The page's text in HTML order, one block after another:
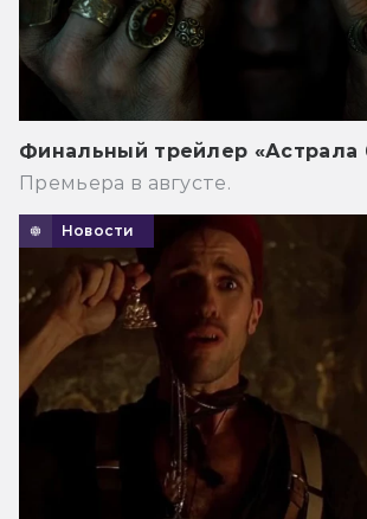
Финальный трейлер «Астрала
Премьера в августе.
Новости